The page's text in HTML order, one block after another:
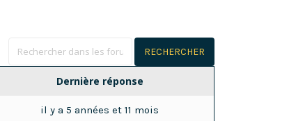
Dernière réponse
il y a 5 années et 11 mois